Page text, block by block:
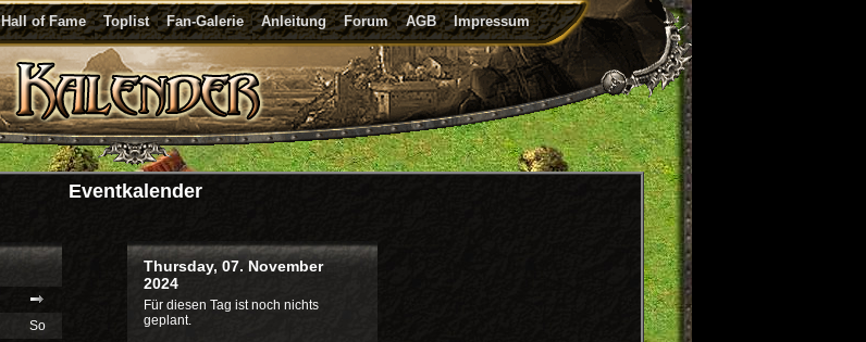
Hall of Fame Toplist Fan-Galerie Anleitung Forum AGB Impressum
Eventkalender
So
Thursday, 07. November
2024
Für diesen Tag ist noch nichts
geplant.